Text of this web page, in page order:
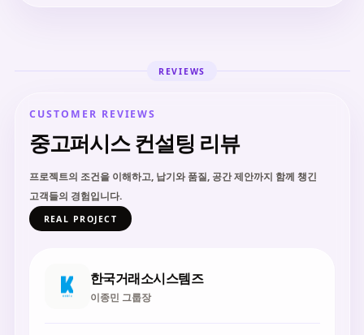
REVIEWS
CUSTOMER REVIEWS
중고퍼시스 컨설팅 리뷰
프로젝트의 조건을 이해하고, 납기와 품질, 공간 제안까지 함께 챙긴
고객들의 경험입니다.
REAL PROJECT
한국거래소시스템즈
이종민 그룹장